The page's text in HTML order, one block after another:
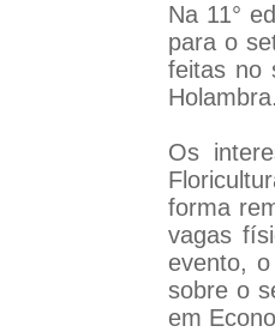
Na 11°
para o
feitas no
Holambra.
Os
forma
vagas
evento,
sobre o
em